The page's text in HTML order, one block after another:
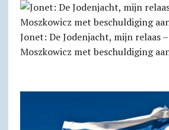
Jonet: De Jodenjacht, mijn relaas
Moszkowicz met beschuldiging